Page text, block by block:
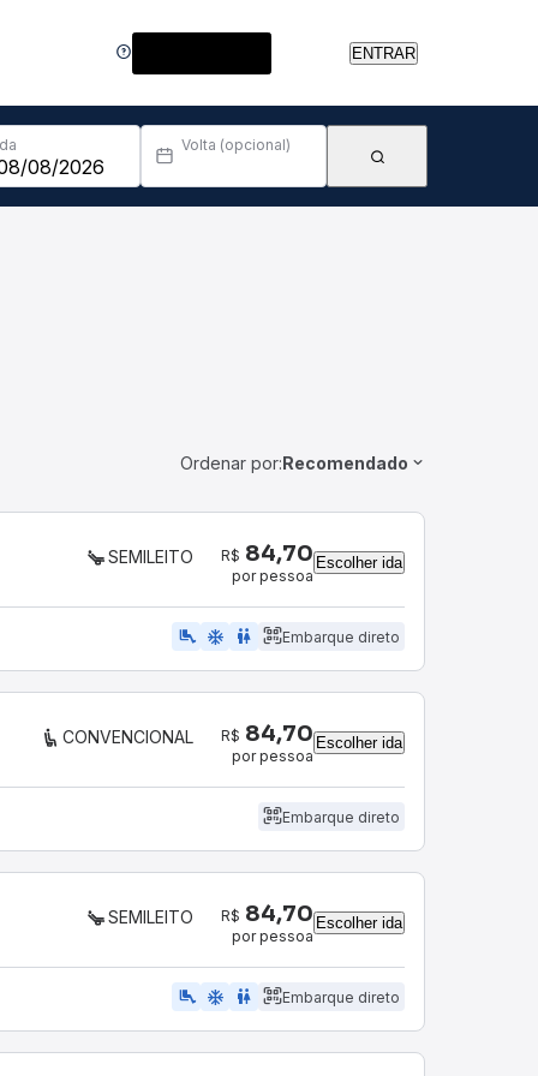
ENTRAR
Volta (opcional)
Ordenar por:Recomendado
SEMILEITO R$ 84,70
por pessoa
Escolher ida
airline_seat_legroom_extra ac_unit WC Embarque direto
CONVENCIONAL R$ 84,70
por pessoa
Escolher ida
Embarque direto
SEMILEITO R$ 84,70
por pessoa
Escolher ida
airline_seat_legroom_extra ac_unit WC Embarque direto